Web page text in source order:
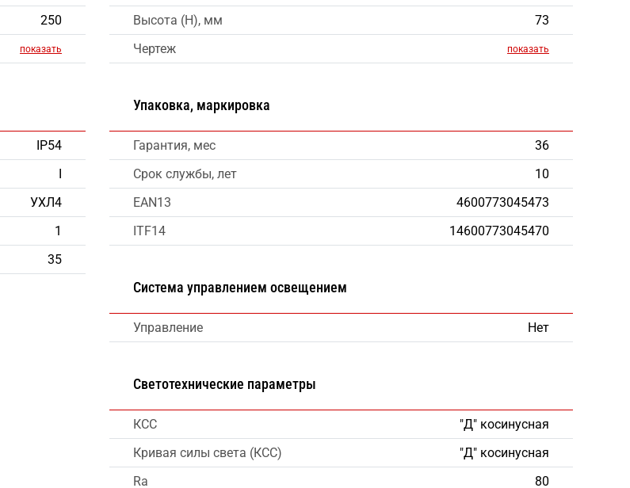
250
показать
IP54
I
УХЛ4
1
35
Высота (H), мм
73
Чертеж
показать
Упаковка, маркировка
Гарантия, мес
36
Срок службы, лет
10
EAN13
4600773045473
ITF14
14600773045470
Система управлением освещением
Управление Нет
Светотехнические параметры
КСС
"Д" косинусная
Кривая силы света (КСС)
"Д" косинусная
Ra
80